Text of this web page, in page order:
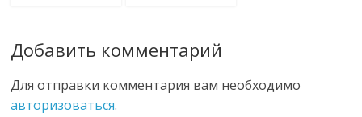
Добавить комментарий
Для отправки комментария вам необходимо
авторизоваться.